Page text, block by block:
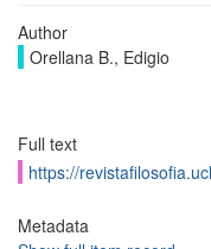
Author
Orellana B., Edigio
Full text
https://
Metadata